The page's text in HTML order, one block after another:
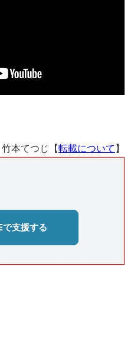
竹本てつじ【転載について 】